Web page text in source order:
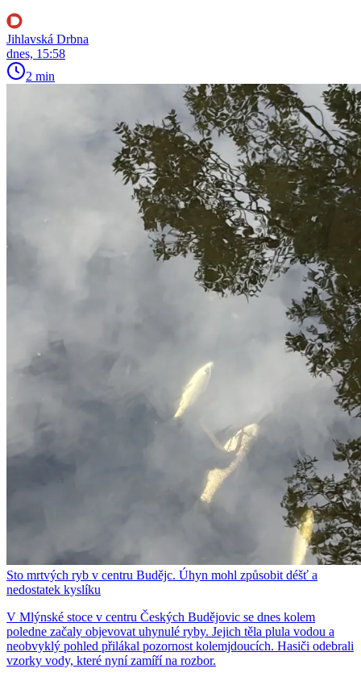
Jihlavská Drbna
dnes, 15:58
2 min
Sto mrtvých ryb v centru Budějc. Úhyn mohl způsobit déšť a
nedostatek kyslíku
V Mlýnské stoce v centru Českých Budějovic se dnes kolem
poledne začaly objevovat uhynulé ryby. Jejich těla plula vodou a
neobvyklý pohled přilákal pozornost kolemjdoucích. Hasiči odebrali
vzorky vody, které nyní zamíří na rozbor.